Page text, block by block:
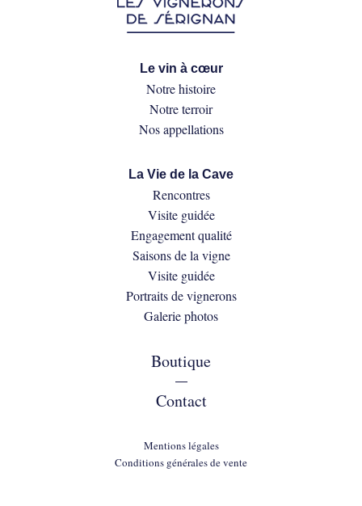
Le vin à cœur
Notre histoire
Notre terroir
Nos appellations
La Vie de la Cave
Rencontres
Visite guidée
Engagement qualité
Saisons de la vigne
Visite guidée
Portraits de vignerons
Galerie photos
Boutique
—
Contact
Mentions légales
Conditions générales de vente